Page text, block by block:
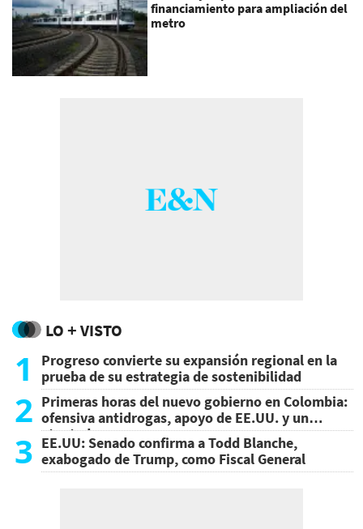
financiamiento para ampliación del
metro
LO + VISTO
1
Progreso convierte su expansión regional en la
prueba de su estrategia de sostenibilidad
2 Primeras horas del nuevo gobierno en Colombia:
ofensiva antidrogas, apoyo de EE.UU. y un
atentado
3 EE.UU: Senado confirma a Todd Blanche,
exabogado de Trump, como Fiscal General